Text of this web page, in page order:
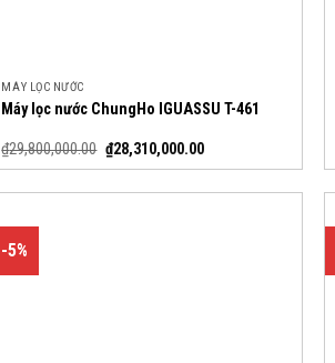
MÁY LỌC NƯỚC
Máy lọc nước ChungHo IGUASSU T-461
₫29,800,000.00 ₫28,310,000.00
-5%